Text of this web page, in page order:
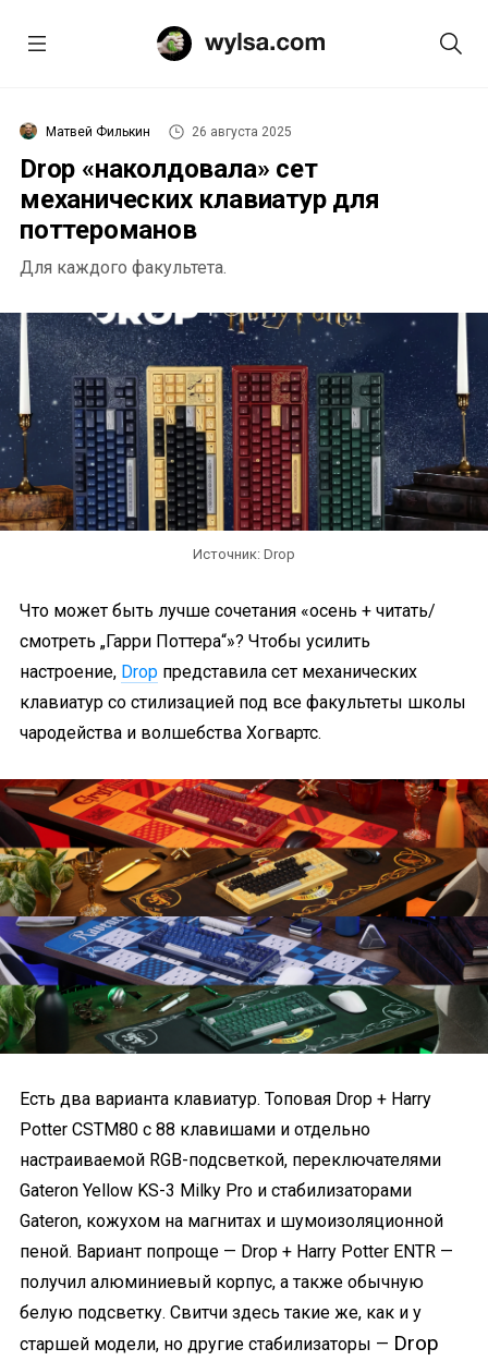
Матвей Филькин 26 августа 2025
Drop «наколдовала» сет
механических клавиатур для
поттероманов
Для каждого факультета.
Источник: Drop
Что может быть лучше сочетания «осень + читать/
смотреть „Гарри Поттера“»? Чтобы усилить
настроение, Drop представила сет механических
клавиатур со стилизацией под все факультеты школы
чародейства и волшебства Хогвартс.
Есть два варианта клавиатур. Топовая Drop + Harry
Potter CSTM80 с 88 клавишами и отдельно
настраиваемой RGB-подсветкой, переключателями
Gateron Yellow KS-3 Milky Pro и стабилизаторами
Gateron, кожухом на магнитах и шумоизоляционной
пеной. Вариант попроще — Drop + Harry Potter ENTR —
получил алюминиевый корпус, а также обычную
белую подсветку. Свитчи здесь такие же, как и у
старшей модели, но другие стабилизаторы — Drop